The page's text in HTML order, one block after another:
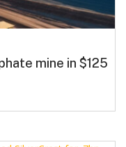
mine in $125